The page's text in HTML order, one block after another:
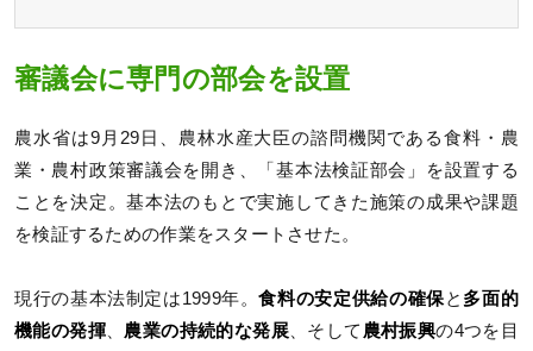
審議会に専門の部会を設置
農水省は9月29日、農林水産大臣の諮問機関である食料・農
業・農村政策審議会を開き、「基本法検証部会」を設置する
ことを決定。基本法のもとで実施してきた施策の成果や課題
を検証するための作業をスタートさせた。
現行の基本法制定は1999年。食料の安定供給の確保と 多面的
機能の発揮、 農業の持続的な発展、そして 農村振興の4つを目